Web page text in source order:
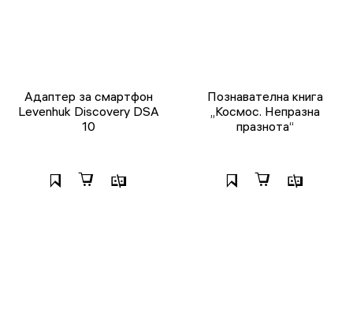
Адаптер за смартфон
Levenhuk Discovery DSA
10
Познавателна книга
„Космос. Непразна
празнота“